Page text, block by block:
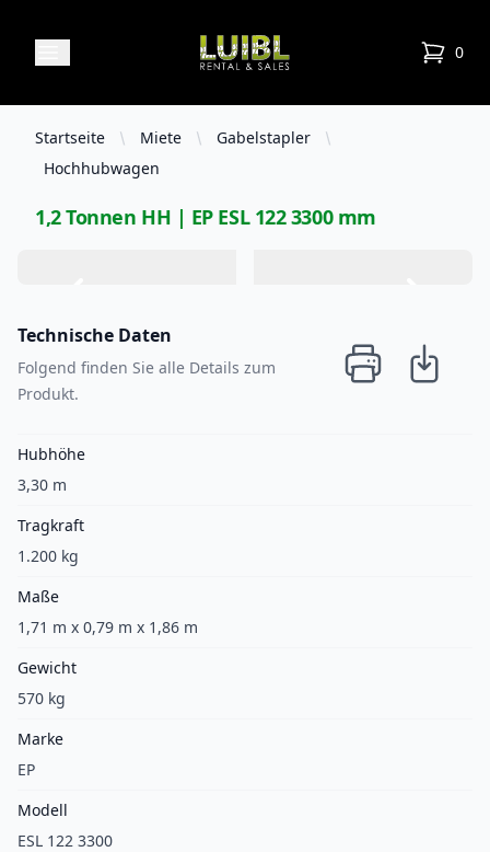
Luibl Rental & Sales 0
items
Startseite Miete
Gabelstapler
Hochhubwagen
1,2 Tonnen HH | EP ESL 122 3300 mm
Technische Daten
Folgend finden Sie alle Details zum
Produkt.
Hubhöhe
3,30 m
Tragkraft
1.200 kg
Maße
1,71 m x 0,79 m x 1,86 m
Gewicht
570 kg
Marke
EP
Modell
ESL 122 3300